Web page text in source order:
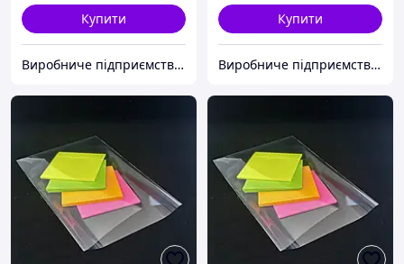
Купити
Виробниче підприємство "Аксіпласт"
Купити
Виробниче підприємство "Аксіпласт"